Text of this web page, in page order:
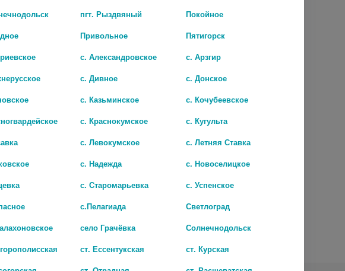
пгт. Рыздвяный
Покойное
Привольное
Пятигорск
с. Александровское
с. Арзгир
с. Дивное
с. Донское
с. Казьминское
с. Кочубеевское
с. Краснокумское
с. Кугульта
с. Левокумское
с. Летняя Ставка
с. Надежда
с. Новоселицкое
с. Старомарьевка
с. Успенское
с.Пелагиада
Светлоград
село Грачёвка
Солнечнодольск
ст. Ессентукская
ст. Курская